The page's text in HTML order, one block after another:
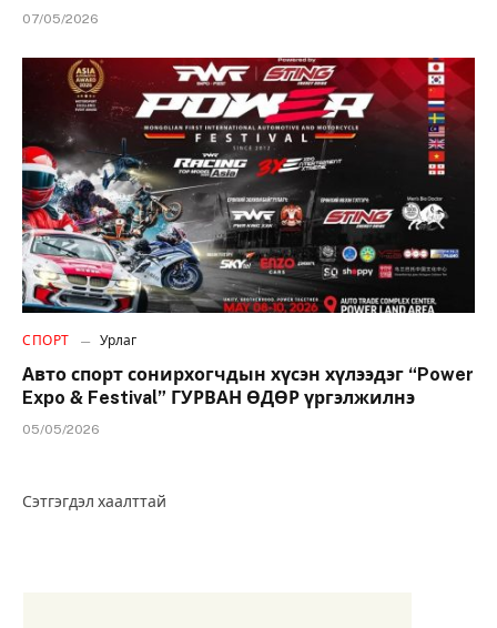
07/05/2026
СПОРТ Урлаг
Авто спорт сонирхогчдын хүсэн хүлээдэг “Power
Expo & Festival” ГУРВАН ӨДӨР үргэлжилнэ
05/05/2026
Сэтгэгдэл хаалттай